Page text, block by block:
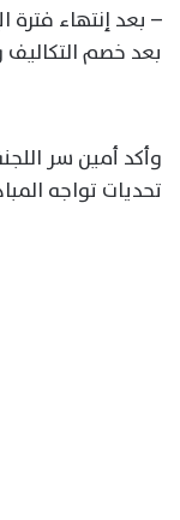
– بعد إنتهاء
بعد خصم
وأكد أمين سر
تحديات تواجه